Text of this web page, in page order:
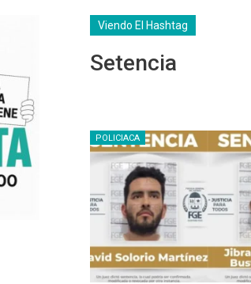
Viendo El Hashtag
Setencia
POLICIACA